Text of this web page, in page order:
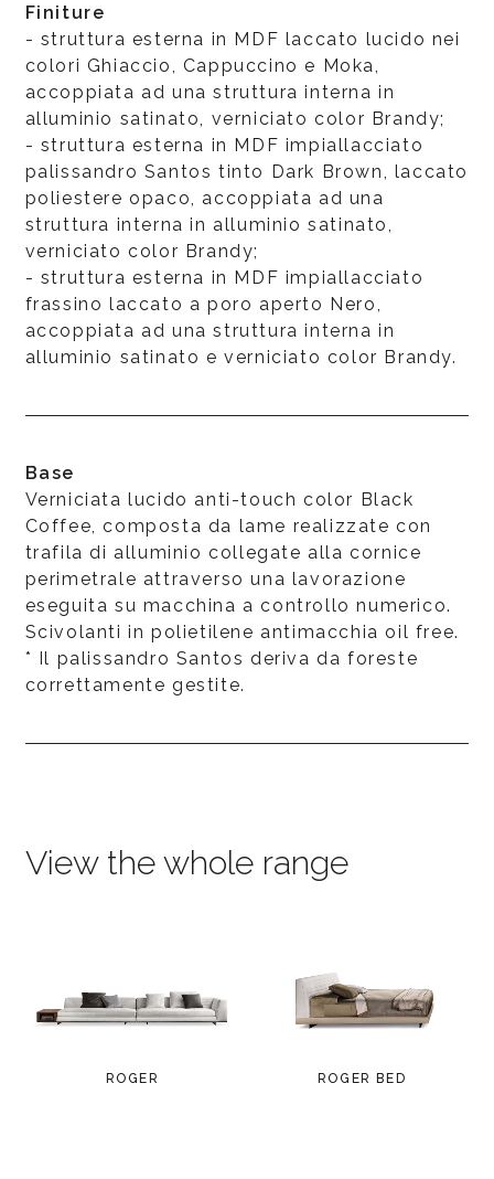
Finiture
- struttura esterna in MDF laccato lucido nei
colori Ghiaccio, Cappuccino e Moka,
accoppiata ad una struttura interna in
alluminio satinato, verniciato color Brandy;
- struttura esterna in MDF impiallacciato
palissandro Santos tinto Dark Brown, laccato
poliestere opaco, accoppiata ad una
struttura interna in alluminio satinato,
verniciato color Brandy;
- struttura esterna in MDF impiallacciato
frassino laccato a poro aperto Nero,
accoppiata ad una struttura interna in
alluminio satinato e verniciato color Brandy.
Base
Verniciata lucido anti-touch color Black
Coffee, composta da lame realizzate con
trafila di alluminio collegate alla cornice
perimetrale attraverso una lavorazione
eseguita su macchina a controllo numerico.
Scivolanti in polietilene antimacchia oil free.
* Il palissandro Santos deriva da foreste
correttamente gestite.
View the whole range
ROGER ROGER BED